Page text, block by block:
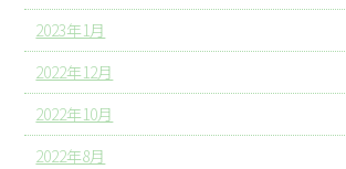
2023年1月
2022年12月
2022年10月
2022年8月